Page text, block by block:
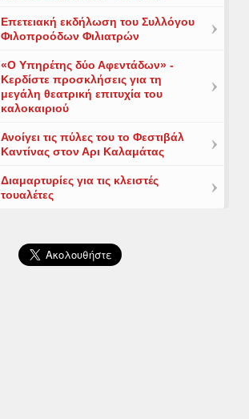
Επετειακή εκδήλωση του Συλλόγου
Φιλοπροόδων Φιλιατρών
«Ο Υπηρέτης δύο Αφεντάδων» -
Κερδίστε προσκλήσεις για τη
μεγάλη θεατρική επιτυχία του
καλοκαιριού
Ανοίγει τις πύλες του το Φεστιβάλ
Καντίνας στον Αρι Καλαμάτας
Διαμαρτυρίες για τις κλειστές
τουαλέτες